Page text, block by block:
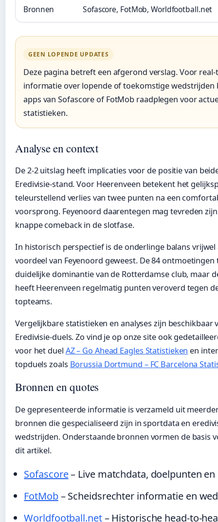
Bronnen Sofascore, FotMob, Worldfootball.net
GEEN LOPENDE UPDATES
Deze pagina betreft een afgerond verslag. Voor
informatie over lopende of toekomstige wedstrijden
apps van Sofascore of FotMob raadplegen voor
statistieken.
Analyse en context
De 2-2 uitslag heeft implicaties voor de positie van
Eredivisie-stand. Voor Heerenveen betekent het
teleurstellend verlies van twee punten na een
voorsprong. Feyenoord daarentegen mag tevreden
knappe comeback in de slotfase.
In historisch perspectief is de onderlinge balans
voordeel van Feyenoord geweest. De 84 ontmoetingen
duidelijke dominantie van de Rotterdamse club, maar
heeft Heerenveen regelmatig punten veroverd tegen
topteams.
Vergelijkbare statistieken en analyses zijn beschikbaar
Eredivisie-duels. Zo vind je op onze site ook
voor het duel AZ – Go Ahead Eagles Statistieken en
topduels zoals Borussia Dortmund – FC Barcelona
Bronnen en quotes
De gepresenteerde informatie is verzameld uit
bronnen die gespecialiseerd zijn in sportdata en
wedstrijden. Onderstaande bronnen vormen de basis
dit artikel.
Sofascore– Live matchdata, doelpunten
FotMob– Scheidsrechter informatie en
Worldfootball.net– Historische head-to-